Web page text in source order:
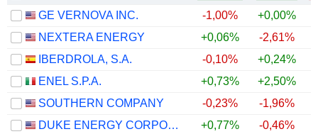
GE VERNOVA INC.
-1,00% +0,00%
NEXTERA ENERGY
+0,06% -2,61%
IBERDROLA, S.A.
-0,10% +0,24%
ENEL S.P.A.
+0,73% +2,50%
SOUTHERN COMPANY
-0,23% -1,96%
DUKE ENERGY CORPORATION
+0,77% -0,46%